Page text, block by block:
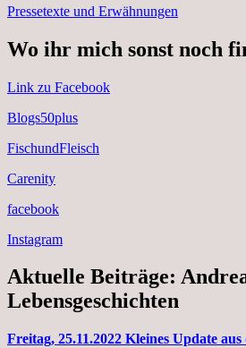
Pressetexte und Erwähnungen
Wo ihr mich sonst noch
Link zu Facebook
Blogs50plus
FischundFleisch
Carenity
facebook
Instagram
Aktuelle Beiträge:
Lebensgeschichten
Freitag, 25.11.2022 Kleines Update